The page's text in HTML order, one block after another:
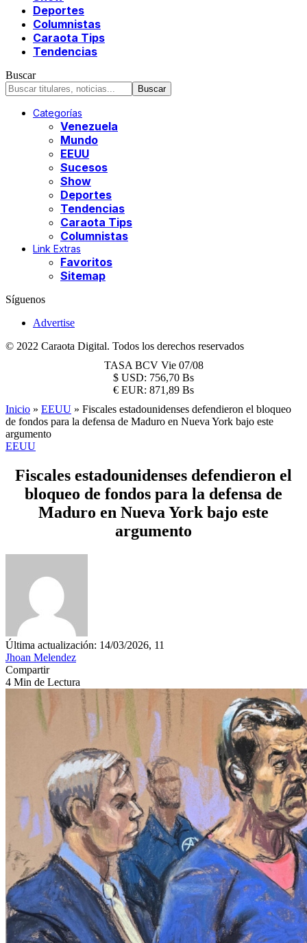
Deportes
Columnistas
Caraota Tips
Tendencias
Buscar
Categorías
Venezuela
Mundo
EEUU
Sucesos
Show
Deportes
Tendencias
Caraota Tips
Columnistas
Link Extras
Favoritos
Sitemap
Síguenos
Advertise
© 2022 Caraota Digital. Todos los derechos reservados
TASA BCV Vie 07/08
$ USD: 756,70 Bs
€ EUR: 871,89 Bs
Inicio » EEUU » Fiscales estadounidenses defendieron el bloqueo
de fondos para la defensa de Maduro en Nueva York bajo este
argumento
EEUU
Fiscales estadounidenses defendieron el
bloqueo de fondos para la defensa de
Maduro en Nueva York bajo este
argumento
Última actualización: 14/03/2026, 11
Jhoan Melendez
Compartir
4 Min de Lectura